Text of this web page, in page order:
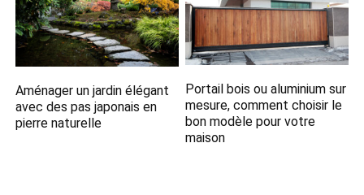
Aménager un jardin élégant
avec des pas japonais en
pierre naturelle
Portail bois ou aluminium sur
mesure, comment choisir le
bon modèle pour votre
maison